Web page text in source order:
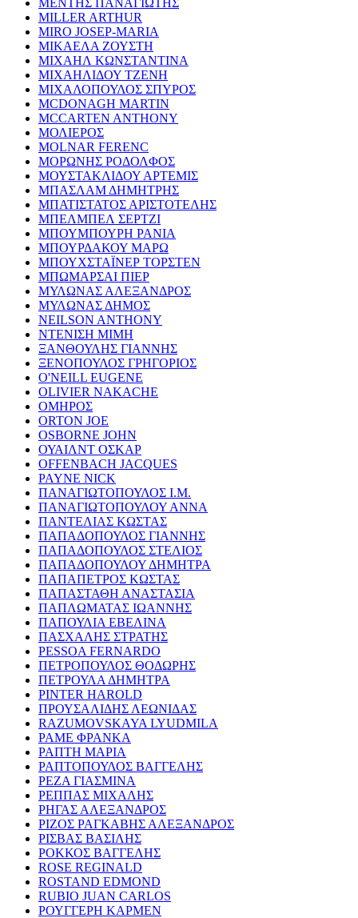
MILLER ARTHUR
MIRO JOSEP-MARIA
ΜΙΚΑΕΛΑ ΖΟΥΣΤΗ
ΜΙΧΑΗΛ ΚΩΝΣΤΑΝΤΙΝΑ
ΜΙΧΑΗΛΙΔΟΥ ΤΖΕΝΗ
ΜΙΧΑΛΟΠΟΥΛΟΣ ΣΠΥΡΟΣ
MCDONAGH MARTIN
MCCARTEN ANTHONY
ΜΟΛΙΕΡΟΣ
MOLNAR FERENC
ΜΟΡΩΝΗΣ ΡΟΔΟΛΦΟΣ
ΜΟΥΣΤΑΚΛΙΔΟΥ ΑΡΤΕΜΙΣ
ΜΠΑΣΛΑΜ ΔΗΜΗΤΡΗΣ
ΜΠΑΤΙΣΤΑΤΟΣ ΑΡΙΣΤΟΤΕΛΗΣ
ΜΠΕΛΜΠΕΛ ΣΕΡΤΖΙ
ΜΠΟΥΜΠΟΥΡΗ ΡΑΝΙΑ
ΜΠΟΥΡΔΑΚΟΥ ΜΑΡΩ
ΜΠΟΥΧΣΤΑΪΝΕΡ ΤΟΡΣΤΕΝ
ΜΠΩΜΑΡΣΑΙ ΠΙΕΡ
ΜΥΛΩΝΑΣ ΑΛΕΞΑΝΔΡΟΣ
ΜΥΛΩΝΑΣ ΔΗΜΟΣ
NEILSON ANTHONY
ΝΤΕΝΙΣΗ ΜΙΜΗ
ΞΑΝΘΟΥΛΗΣ ΓΙΑΝΝΗΣ
ΞΕΝΟΠΟΥΛΟΣ ΓΡΗΓΟΡΙΟΣ
O'NEILL EUGENE
OLIVIER NAKACHE
ΟΜΗΡΟΣ
ORTON JOE
OSBORNE JOHN
ΟΥΑΙΛΝΤ ΟΣΚΑΡ
OFFENBACH JACQUES
PAYNE NICK
ΠΑΝΑΓΙΩΤΟΠΟΥΛΟΣ Ι.Μ.
ΠΑΝΑΓΙΩΤΟΠΟΥΛΟΥ ΑΝΝΑ
ΠΑΝΤΕΛΙΑΣ ΚΩΣΤΑΣ
ΠΑΠΑΔΟΠΟΥΛΟΣ ΓΙΑΝΝΗΣ
ΠΑΠΑΔΟΠΟΥΛΟΣ ΣΤΕΛΙΟΣ
ΠΑΠΑΔΟΠΟΥΛΟΥ ΔΗΜΗΤΡΑ
ΠΑΠΑΠΕΤΡΟΣ ΚΩΣΤΑΣ
ΠΑΠΑΣΤΑΘΗ ΑΝΑΣΤΑΣΙΑ
ΠΑΠΛΩΜΑΤΑΣ ΙΩΑΝΝΗΣ
ΠΑΠΟΥΛΙΑ ΕΒΕΛΙΝΑ
ΠΑΣΧΑΛΗΣ ΣΤΡΑΤΗΣ
PESSOA FERNARDO
ΠΕΤΡΟΠΟΥΛΟΣ ΘΟΔΩΡΗΣ
ΠΕΤΡΟΥΛΑ ΔΗΜΗΤΡΑ
PINTER HAROLD
ΠΡΟΥΣΑΛΙΔΗΣ ΛΕΩΝΙΔΑΣ
RAZUMOVSKAYA LYUDMILA
ΡΑΜΕ ΦΡΑΝΚΑ
ΡΑΠΤΗ ΜΑΡΙΑ
ΡΑΠΤΟΠΟΥΛΟΣ ΒΑΓΓΕΛΗΣ
ΡΕΖΑ ΓΙΑΣΜΙΝΑ
ΡΕΠΠΑΣ ΜΙΧΑΛΗΣ
ΡΗΓΑΣ ΑΛΕΞΑΝΔΡΟΣ
ΡΙΖΟΣ ΡΑΓΚΑΒΗΣ ΑΛΕΞΑΝΔΡΟΣ
ΡΙΣΒΑΣ ΒΑΣΙΛΗΣ
ΡΟΚΚΟΣ ΒΑΓΓΕΛΗΣ
ROSE REGINALD
ROSTAND EDMOND
RUBIO JUAN CARLOS
ΡΟΥΓΓΕΡΗ ΚΑΡΜΕΝ